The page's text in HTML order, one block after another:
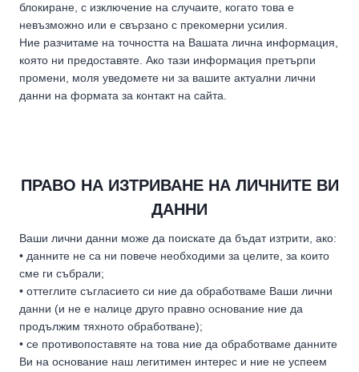
блокиране, с изключение на случаите, когато това е
невъзможно или е свързано с прекомерни усилия.
Ние разчитаме на точността на Вашата лична информация,
която ни предоставяте. Ако тази информация претърпи
промени, моля уведомете ни за вашите актуални лични
данни на формата за контакт на сайта.
ПРАВО НА ИЗТРИВАНЕ НА ЛИЧНИТЕ ВИ
ДАННИ
Ваши лични данни може да поискате да бъдат изтрити, ако:
• данните не са ни повече необходими за целите, за които
сме ги събрали;
• оттеглите съгласието си ние да обработваме Ваши лични
данни (и не е налице друго правно основание ние да
продължим тяхното обработване);
• се противопоставяте на това ние да обработваме данните
Ви на основание наш легитимен интерес и ние не успеем